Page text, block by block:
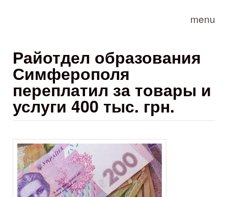
menu
Райотдел образования
Симферополя
переплатил за товары и
услуги 400 тыс. грн.